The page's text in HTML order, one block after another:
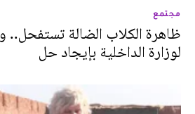
مجتمع
ظاهرة الكلاب الضالة تستفحل..
لوزارة الداخلية بإيجاد حل